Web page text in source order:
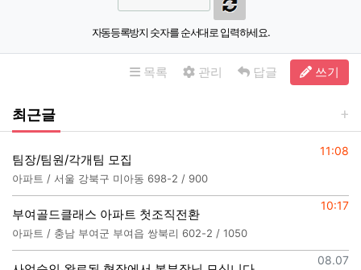
자동등록방지 숫자를 순서대로 입력하세요.
목록 관리 답글 쓰기
최근글
등록일
11:08
팀장/팀원/각개팀 모집
아파트 / 서울 강북구 미아동 698-2 / 900
등록일
10:17
부여골드클래스 아파트 첫조직전환
아파트 / 충남 부여군 부여읍 쌍북리 602-2 / 1050
등록일
08.07